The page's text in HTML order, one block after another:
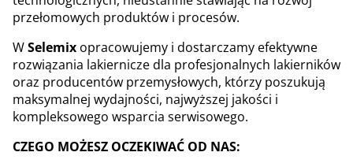
przełomowych produktów i procesów.
WSelemix opracowujemy i dostarczamy efektywne
rozwiązania lakiernicze dla profesjonalnych lakierników
oraz producentów przemysłowych, którzy poszukują
maksymalnej wydajności, najwyższej jakości i
kompleksowego wsparcia serwisowego.
CZEGO MOŻESZ OCZEKIWAĆ OD NAS: